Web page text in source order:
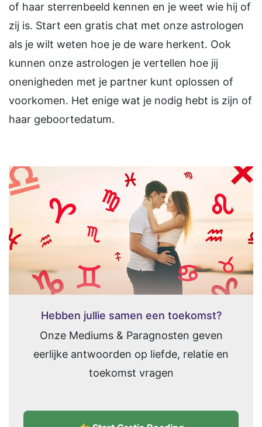
of haar sterrenbeeld kennen en je weet wie hij of
zij is. Start een gratis chat met onze astrologen
als je wilt weten hoe je de ware herkent. Ook
kunnen onze astrologen je vertellen hoe jij
onenigheden met je partner kunt oplossen of
voorkomen. Het enige wat je nodig hebt is zijn of
haar geboortedatum.
Hebben jullie samen een toekomst?
Onze Mediums & Paragnosten geven
eerlijke antwoorden op liefde, relatie en
toekomst vragen